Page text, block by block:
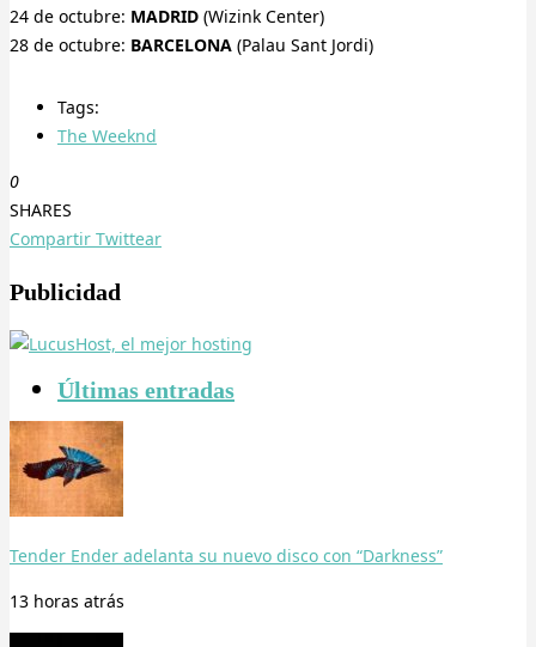
24 de octubre: MADRID (Wizink Center)
28 de octubre: BARCELONA (Palau Sant Jordi)
Tags:
The Weeknd
0
SHARES
Compartir Twittear
Publicidad
Últimas entradas
Tender Ender adelanta su nuevo disco con “Darkness”
13 horas atrás